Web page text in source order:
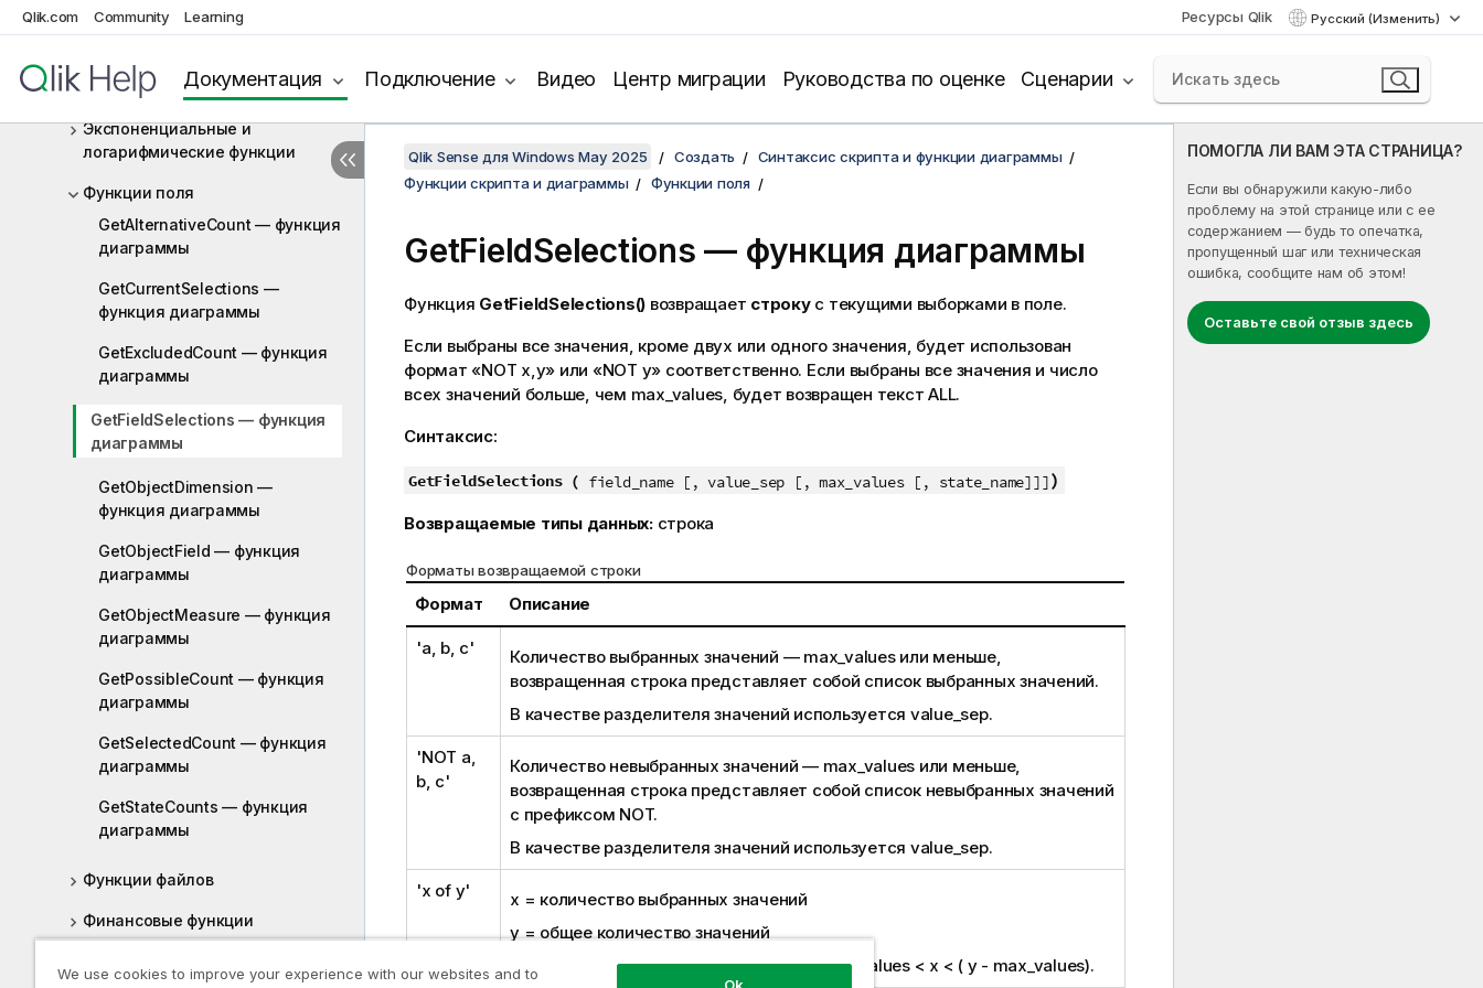
Qlik.com Community Learning Ресурсы Qlik Русский (Изменить)
Документация Подключение Видео Центр миграции Руководства по оценке Сценарии
Функции даты и времени
Экспоненциальные и
логарифмические функции
Функции поля
GetAlternativeCount — функция
диаграммы
GetCurrentSelections —
функция диаграммы
GetExcludedCount — функция
диаграммы
GetFieldSelections — функция
диаграммы
GetObjectDimension —
функция диаграммы
GetObjectField — функция
диаграммы
GetObjectMeasure — функция
диаграммы
GetPossibleCount — функция
диаграммы
GetSelectedCount — функция
диаграммы
GetStateCounts — функция
диаграммы
Функции файлов
Финансовые функции
ПОМОГЛА ЛИ ВАМ ЭТА СТРАНИЦА?
Если вы обнаружили какую-либо
проблему на этой странице или с ее
содержанием — будь то опечатка,
пропущенный шаг или техническая
ошибка, сообщите нам об этом!
Оставьте свой отзыв здесь
Qlik Sense для Windows May 2025 Создать
Синтаксис скрипта и функции диаграммы
Функции скрипта и диаграммы
Функции поля
GetFieldSelections — функция диаграммы
Функция GetFieldSelections() возвращает строкус текущими выборками в поле.
Если выбраны все значения, кроме двух или одного значения, будет использован
формат «NOT x,y» или «NOT y» соответственно. Если выбраны все значения и число
всех значений больше, чем max_values, будет возвращен текст ALL.
Синтаксис:
GetFieldSelections ( field_name [, value_sep [, max_values [, state_name]]])
Возвращаемые типы данных: строка
Форматы возвращаемой строки
Формат Описание
'a, b, c' Количество выбранных значений — max_valuesили меньше,
возвращенная строка представляет собой список выбранных значений.
В качестве разделителя значений используется value_sep.
'NOT a,
b, c'
Количество невыбранных значений — max_values или меньше,
возвращенная строка представляет собой список невыбранных значений
с префиксом NOT.
В качестве разделителя значений используется value_sep.
'x of y'
x = количество выбранных значений
y = общее количество значений
Этот результат возвращается, когдаmax_values< x < ( y - max_values).
We use cookies to improve your experience with our websites and to